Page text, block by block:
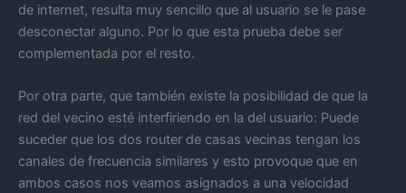
de internet, resulta muy sencillo que al usuario se le pase
desconectar alguno. Por lo que esta prueba debe ser
complementada por el resto.
Por otra parte, que también existe la posibilidad de que la
red del vecino esté interfiriendo en la del usuario: Puede
suceder que los dos router de casas vecinas tengan los
canales de frecuencia similares y esto provoque que en
ambos casos nos veamos asignados a una velocidad